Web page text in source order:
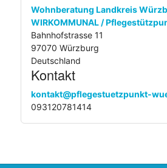
Wohnberatung Landkreis
WIRKOMMUNAL /
Bahnhofstrasse 11
97070 Würzburg
Deutschland
Kontakt
kontakt@pflegestuetzpunkt-
093120781414